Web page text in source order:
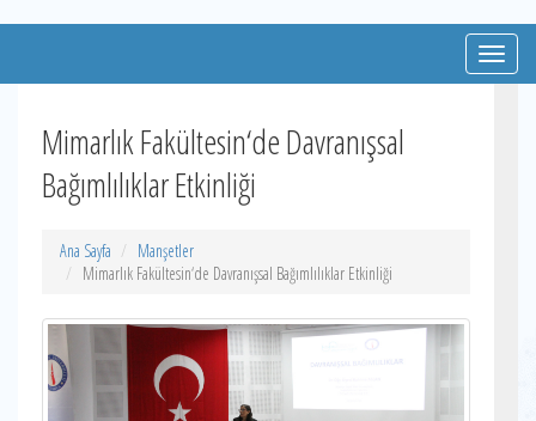
Mimarlık Fakültesin‘de Davranışsal
Bağımlılıklar Etkinliği
Ana Sayfa
Manşetler
Mimarlık Fakültesin‘de Davranışsal Bağımlılıklar Etkinliği